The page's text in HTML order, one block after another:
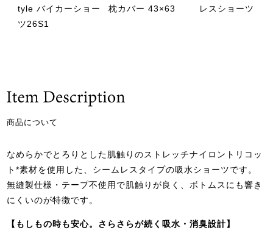
tyle バイカーショー
ツ26S1
枕カバー 43×63
レスショーツ
商品について
なめらかでとろりとした肌触りのストレッチナイロントリコッ
ト*素材を使用した、シームレスタイプの吸水ショーツです。
無縫製仕様・テープ不使用で肌触りが良く、ボトムスにも響き
にくいのが特徴です。
【もしもの時も安心。さらさらが続く吸水・消臭設計】